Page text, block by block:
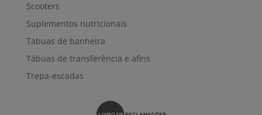
Scooters
Suplementos nutricionais
Tábuas de banheira
Tábuas de transferência e afins
Trepa-escadas